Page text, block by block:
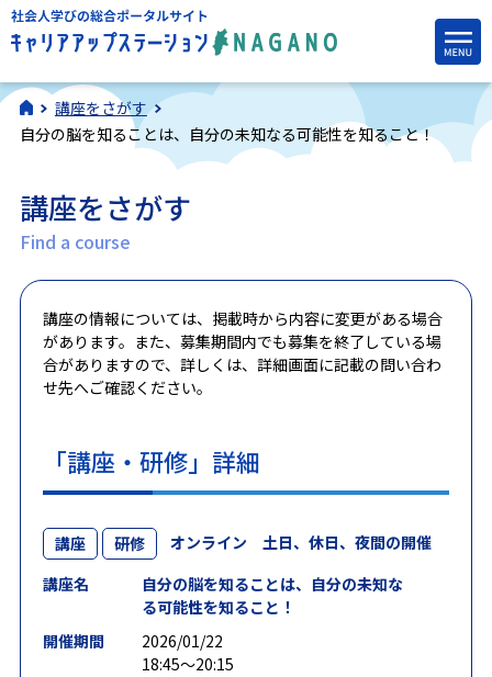
講座をさがす
自分の脳を知ることは、自分の未知なる可能性を知ること！
講座をさがす
Find a course
講座の情報については、掲載時から内容に変更がある場合
があります。また、募集期間内でも募集を終了している場
合がありますので、詳しくは、詳細画面に記載の問い合わ
せ先へご確認ください。
「講座・研修」詳細
講座 研修
オンライン 土日、休日、夜間の開催
講座名
自分の脳を知ることは、自分の未知な
る可能性を知ること！
開催期間
2026/01/22
18:45～20:15